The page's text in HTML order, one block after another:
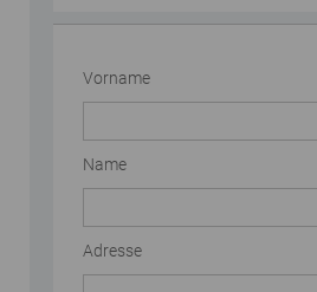
Vorname
Name
Adresse